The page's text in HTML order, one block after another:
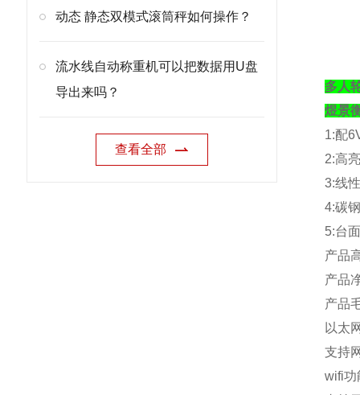
动态 静态双模式滚筒秤如何操作？
流水线自动称重机可以把数据用U盘
导出来吗？
查看全部
多人
煜景
1:配
2:高
3:线
4:碳
5:台
产品
产品
产品
以太
支持
wifi功